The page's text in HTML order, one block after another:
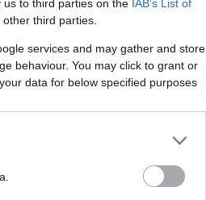
to third parties on the IAB’s List of
third parties.
services and may gather and store
behaviour. You may click to grant or
data for below specified purposes